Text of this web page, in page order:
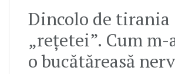
Dincolo de tirania
„rețetei”. Cum
o bucătăreasă